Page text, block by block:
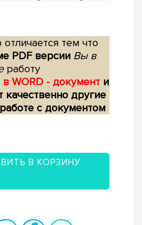
тем что
PDF версии Вы в
работу
WORD - документ и
качественно другие
с документом
В КОРЗИНУ